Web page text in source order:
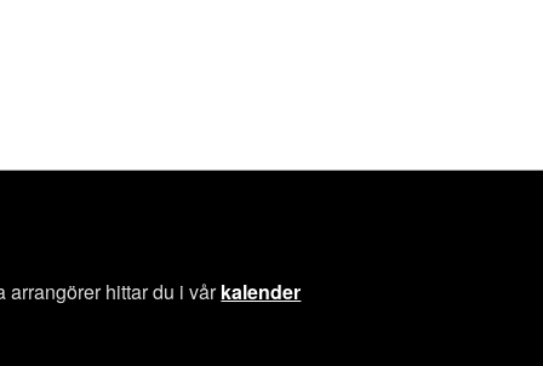
arrangörer hittar du i vårkalender